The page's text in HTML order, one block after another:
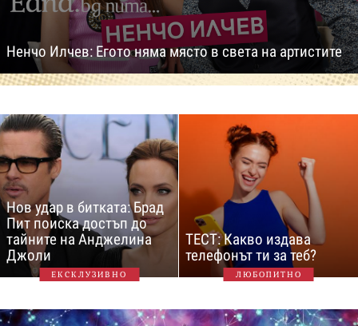
Ненчо Илчев: Егото няма място в света на артистите
Нов удар в битката: Брад
Пит поиска достъп до
тайните на Анджелина
Джоли
ЕКСКЛУЗИВНО
ТЕСТ: Какво издава
телефонът ти за теб?
ЛЮБОПИТНО